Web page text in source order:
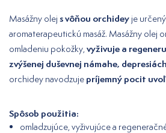
Masážny olej s vôňou orchidey je
aromaterapeutickú masáž. Masážny olej
omladeniu pokožky, vyživuje a
zvýšenej duševnej námahe,
orchidey navodzuje príjemný pocit
Spôsob použitia:
omladzujúce, vyživujúce a